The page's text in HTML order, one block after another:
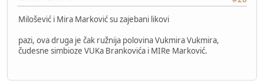
Milošević i Mira Marković su zajebani likovi
pazi, ova druga je čak ružnija polovina Vukmira Vukmira,
čudesne simbioze VUKa Brankovića i MIRe Marković.